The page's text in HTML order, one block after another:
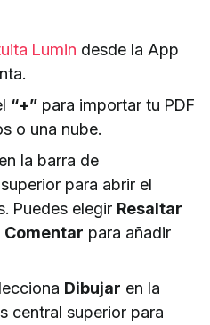
Lumin desde la App
“+” para importar tu PDF
o una nube.
la barra de
para abrir el
Puedes elegir Resaltar
Comentar para añadir
Dibujar en la
central superior para